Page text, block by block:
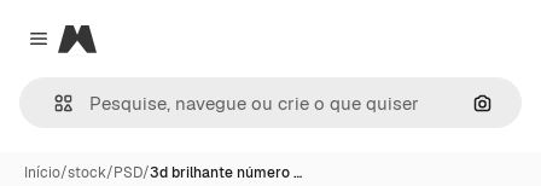
Close menu
Magnific
Início/stock/PSD/3d brilhante número …